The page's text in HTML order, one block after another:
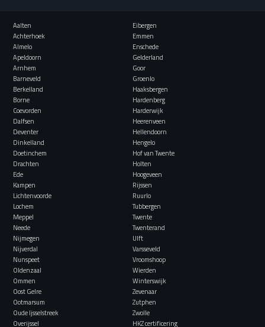
Aalten
Achterhoek
Almelo
Apeldoorn
Arnhem
Barneveld
Berkelland
Borne
Coevorden
Dalfsen
Deventer
Dinkelland
Doetinchem
Drachten
Ede
Eibergen
Emmen
Enschede
Gelderland
Goor
Groenlo
Haaksbergen
Hardenberg
Harderwijk
Heerenveen
Hellendoorn
Hengelo
Hof van Twente
Holten
Hoogeveen
Kampen
Lichtenvoorde
Lochem
Meppel
Neede
Nijmegen
Nijverdal
Nunspeet
Oldenzaal
Ommen
Oost Gelre
Ootmarsum
Oude Ijsselstreek
Overijssel
Rijssen
Ruurlo
Tubbergen
Twente
Twenterand
Ulft
Varsseveld
Vroomshoop
Wierden
Winterswijk
Zevenaar
Zutphen
Zwolle
HKZ certificering